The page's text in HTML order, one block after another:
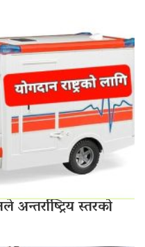
अन्तर्राष्ट्रिय स्तरको